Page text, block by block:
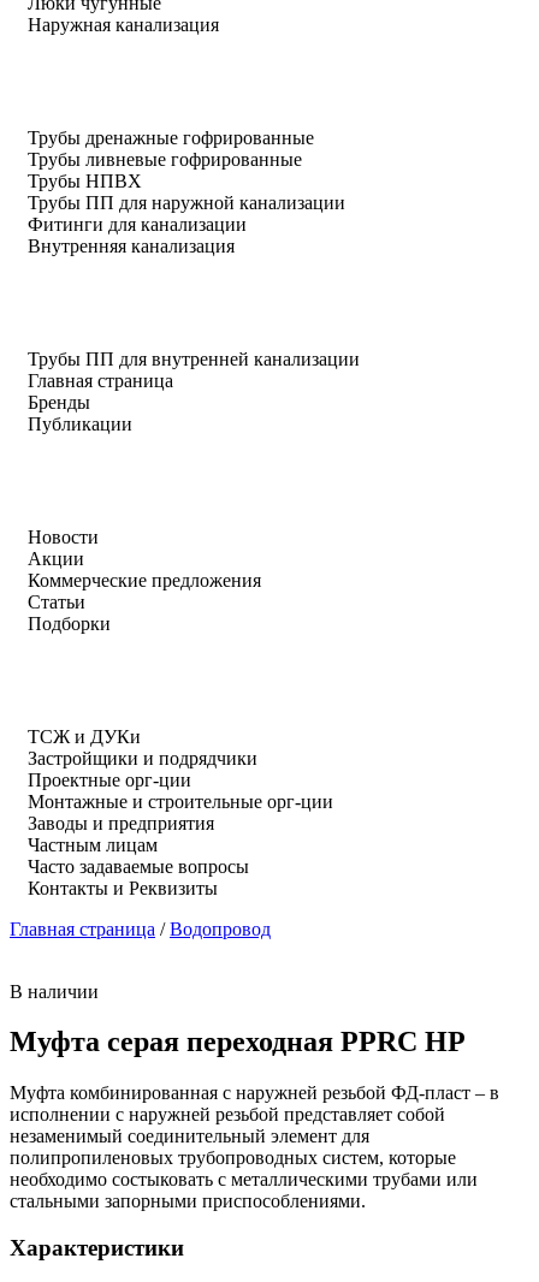
Наружная канализация
Трубы дренажные гофрированные
Трубы ливневые гофрированные
Трубы НПВХ
Трубы ПП для наружной канализации
Фитинги для канализации
Внутренняя канализация
Трубы ПП для внутренней канализации
Главная страница
Бренды
Публикации
Новости
Акции
Коммерческие предложения
Статьи
Подборки
ТСЖ и ДУКи
Застройщики и подрядчики
Проектные орг-ции
Монтажные и строительные орг-ции
Заводы и предприятия
Частным лицам
Часто задаваемые вопросы
Контакты и Реквизиты
Главная страница /Водопровод
В наличии
Муфта серая переходная PPRC НР
Муфта комбинированная с наружней резьбой ФД-пласт – в
исполнении с наружней резьбой представляет собой
незаменимый соединительный элемент для
полипропиленовых трубопроводных систем, которые
необходимо состыковать с металлическими трубами или
стальными запорными приспособлениями.
Характеристики